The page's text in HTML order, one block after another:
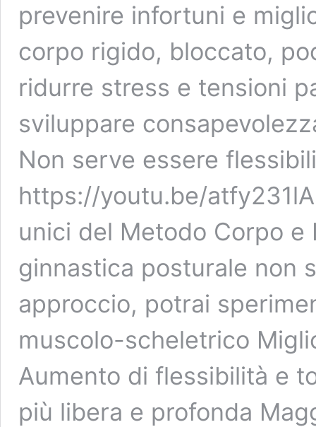
prevenire infortuni e
corpo rigido, bloccato,
ridurre stress e tensioni
sviluppare
Non serve essere
https://youtu.be/
unici del Metodo Corpo e
ginnastica posturale non
approccio, potrai
muscolo-scheletrico
Aumento di flessibilità e
più libera e profonda